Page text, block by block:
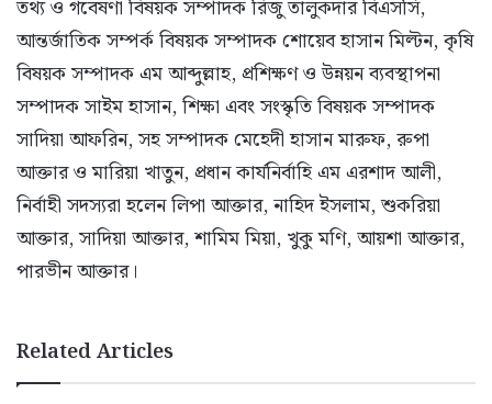
তথ্য ও গবেষণা বিষয়ক সম্পাদক রিজু তালুকদার বিএসসি,
আন্তর্জাতিক সম্পর্ক বিষয়ক সম্পাদক শোয়েব হাসান মিল্টন, কৃষি
বিষয়ক সম্পাদক এম আব্দুল্লাহ, প্রশিক্ষণ ও উন্নয়ন ব্যবস্থাপনা
সম্পাদক সাইম হাসান, শিক্ষা এবং সংস্কৃতি বিষয়ক সম্পাদক
সাদিয়া আফরিন, সহ সম্পাদক মেহেদী হাসান মারুফ, রুপা
আক্তার ও মারিয়া খাতুন, প্রধান কার্যনির্বাহি এম এরশাদ আলী,
নির্বাহী সদস্যরা হলেন লিপা আক্তার, নাহিদ ইসলাম, শুকরিয়া
আক্তার, সাদিয়া আক্তার, শামিম মিয়া, খুকু মণি, আয়শা আক্তার,
পারভীন আক্তার।
Related Articles